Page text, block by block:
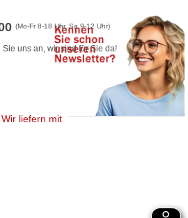
(Mo-Fr 8-18 Uhr, Sa 9-12 Uhr)
Sie uns an, wir sind für Sie da!
Wir liefern mit